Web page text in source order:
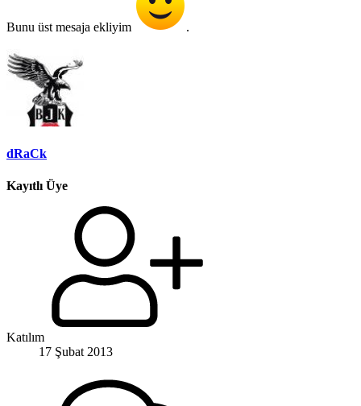
Bunu üst mesaja ekliyim .
dRaCk
Kayıtlı Üye
Katılım
17 Şubat 2013